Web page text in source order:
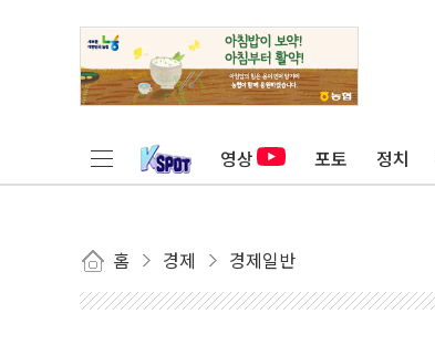
영상 포토 정치
홈 경제 경제일반